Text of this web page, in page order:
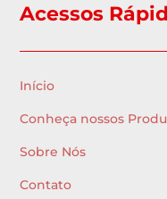
Acessos
Início
Conheça nossos
Sobre Nós
Contato